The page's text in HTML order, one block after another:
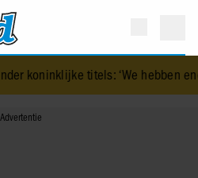
titels: ‘We hebben enorm